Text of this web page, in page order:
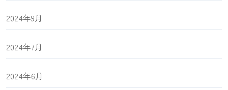
2024年9月
2024年7月
2024年6月